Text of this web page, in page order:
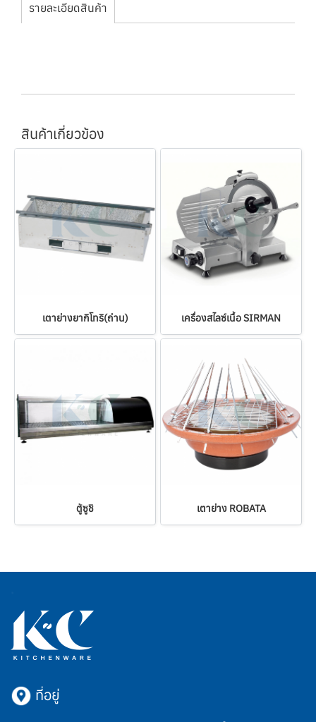
รายละเอียดสินค้า
สินค้าเกี่ยวข้อง
เตาย่างยากิโทริ(ถ่าน) เครื่องสไลซ์เนื้อ SIRMAN
ตู้ซูชิ เตาย่าง ROBATA
ที่อยู่